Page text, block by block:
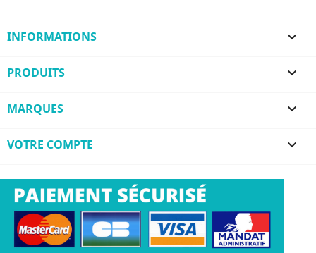
INFORMATIONS 
PRODUITS 
MARQUES 
VOTRE COMPTE 